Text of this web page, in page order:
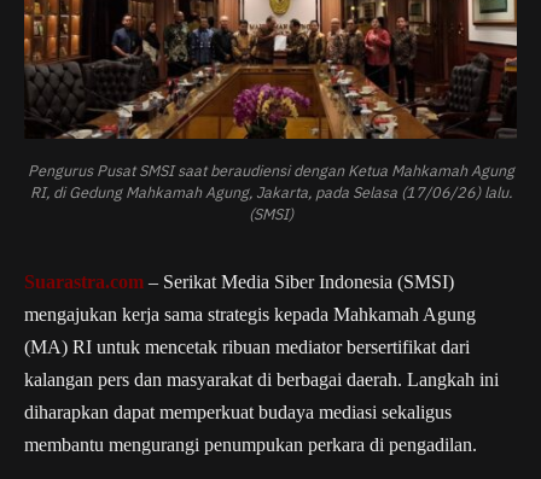
Pengurus Pusat SMSI saat beraudiensi dengan Ketua Mahkamah Agung
RI, di Gedung Mahkamah Agung, Jakarta, pada Selasa (17/06/26) lalu.
(SMSI)
Suarastra.com – Serikat Media Siber Indonesia (SMSI)
mengajukan kerja sama strategis kepada Mahkamah Agung
(MA) RI untuk mencetak ribuan mediator bersertifikat dari
kalangan pers dan masyarakat di berbagai daerah. Langkah ini
diharapkan dapat memperkuat budaya mediasi sekaligus
membantu mengurangi penumpukan perkara di pengadilan.